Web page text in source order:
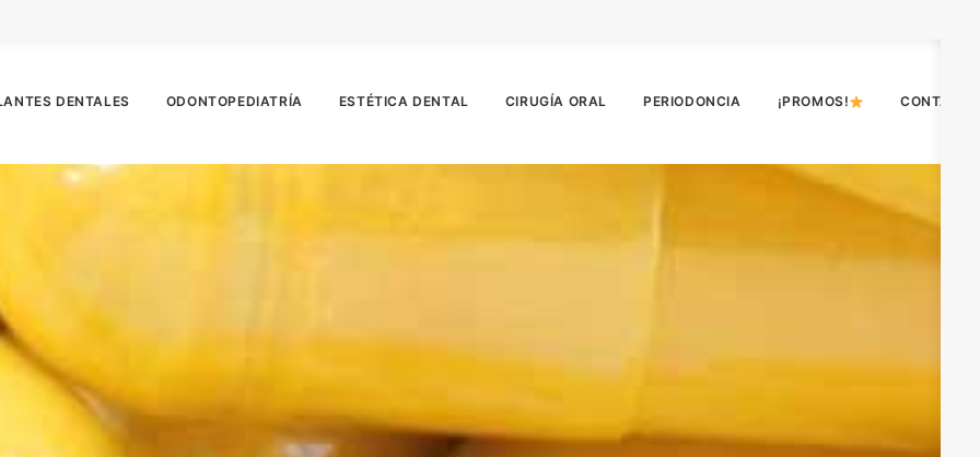
DENTALES ODONTOPEDIATRÍA ESTÉTICA DENTAL CIRUGÍA ORAL PERIODONCIA ¡PROMOS! CONTACTO